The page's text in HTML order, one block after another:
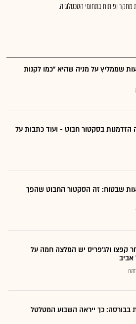
ופיתוח בתחומי הטכנולוגיה.
שממליץ על מניה שהיא "כמו לקנות
הזדמנות בסקטור חבוט - ועוד כתבות על
שבטוח: זה הסקטור החבוט שהפך
קפצו ולג'פריס יש המלצה חמה על
בבורסה: כך ייראה השבוע המטלטל